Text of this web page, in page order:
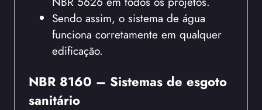
Sendo assim, o sistema de água
funciona corretamente em qualquer
edificação.
NBR 8160 – Sistemas de esgoto
sanitário